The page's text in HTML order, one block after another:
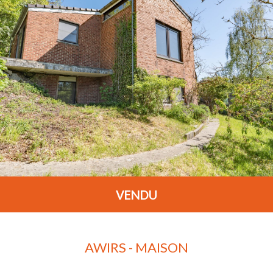
VENDU
AWIRS - MAISON